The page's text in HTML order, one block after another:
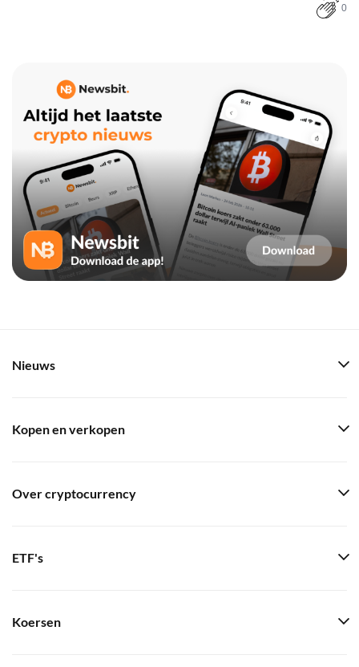
0
Nieuws
Kopen en verkopen
Over cryptocurrency
ETF's
Koersen